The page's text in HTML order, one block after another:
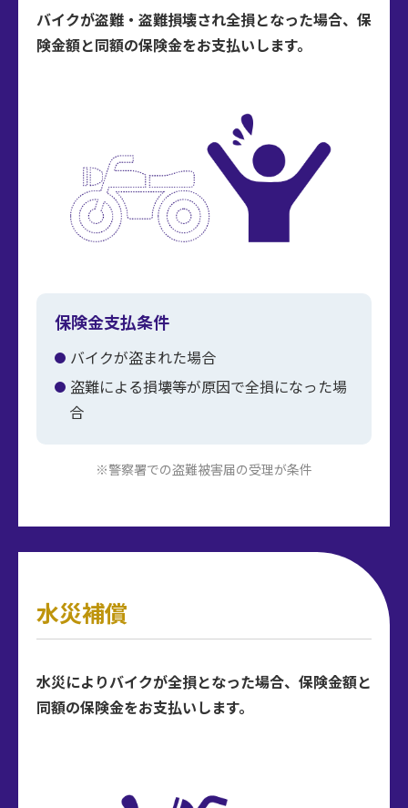
バイクが盗難・盗難損壊され全損となった場合、保
険金額と同額の保険金をお支払いします。
保険金支払条件
バイクが盗まれた場合
盗難による損壊等が原因で全損になった場
合
※警察署での盗難被害届の受理が条件
水災補償
水災によりバイクが全損となった場合、保険金額と
同額の保険金をお支払いします。